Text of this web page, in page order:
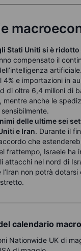
Stati Uniti si è ridotto
compensato il
e importazioni in
di oltre 6,4 milioni di
mentre anche le
delle ultime sei
e Iran. Durante il
che
frattempo, Israele ha
attacchi nel nord di
non potrà
calendario
Nationwide UK di